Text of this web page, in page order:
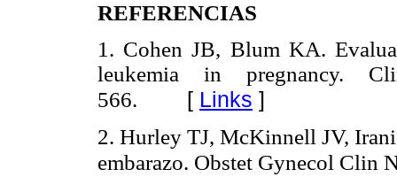
REFERENCIAS
1. Cohen JB, Blum KA.
leukemia in pregnancy.
566. [ Links ]
2. Hurley TJ, McKinnell JV,
embarazo. Obstet Gynecol Clin